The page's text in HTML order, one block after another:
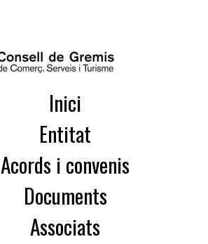
Inici
Entitat
Acords i convenis
Documents
Associats